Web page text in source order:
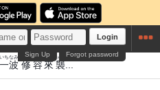
Login
Forgot password
Sign Up
一
いち
波
なみ
修
おさむ
容
よう
來襲
らいしゅう
...